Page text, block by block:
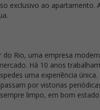
exclusivo ao apartamento.
do Rio, uma empresa
Há 10 anos
uma experiência única.
por vistorias
limpo, em bom